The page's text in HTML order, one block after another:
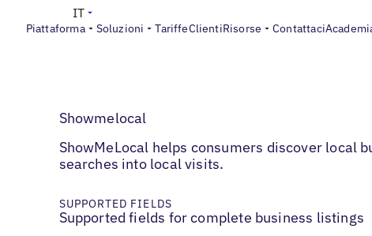
Piattaforma Soluzioni TariffeClientiRisorse Contattaci
IT
Showmelocal
ShowMeLocal helps consumers discover local
searches into local visits.
SUPPORTED FIELDS
Supported fields for complete business listings